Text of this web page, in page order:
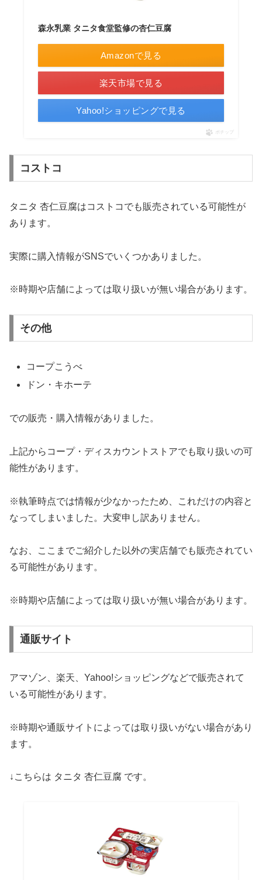
森永乳業 タニタ食堂監修の杏仁豆腐
Amazonで見る
楽天市場で見る
Yahoo!ショッピングで見る
ポチップ
コストコ
タニタ 杏仁豆腐はコストコでも販売されている可能性が
あります。
実際に購入情報がSNSでいくつかありました。
※時期や店舗によっては取り扱いが無い場合があります。
その他
コープこうべ
ドン・キホーテ
での販売・購入情報がありました。
上記からコープ・ディスカウントストアでも取り扱いの可
能性があります。
※執筆時点では情報が少なかったため、これだけの内容と
なってしまいました。大変申し訳ありません。
なお、ここまでご紹介した以外の実店舗でも販売されてい
る可能性があります。
※時期や店舗によっては取り扱いが無い場合があります。
通販サイト
アマゾン、楽天、Yahoo!ショッピングなどで販売されて
いる可能性があります。
※時期や通販サイトによっては取り扱いがない場合があり
ます。
↓こちらは タニタ 杏仁豆腐 です。